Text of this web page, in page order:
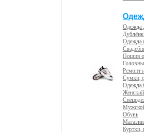
Одежда
Одежда
Пошив
Ремонт
Сумки,
Одежда
Обувь
Куртки,